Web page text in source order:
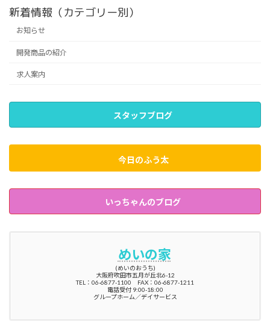
新着情報（カテゴリー別）
お知らせ
開発商品の紹介
求人案内
スタッフブログ
今日のふう太
いっちゃんのブログ
めいの家
(めいのおうち)
大阪府吹田市五月が丘北6-12
TEL：06-6877-1100 FAX：06-6877-1211
電話受付 9:00-18:00
グループホーム／デイサービス